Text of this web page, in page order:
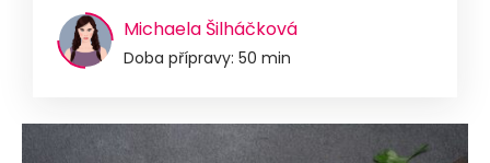
Michaela Šilháčková
Doba přípravy: 50 min